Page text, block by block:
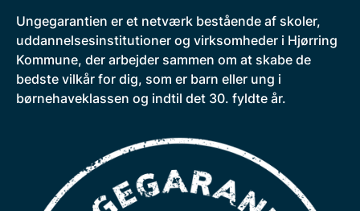
Ungegarantien er et netværk bestående af skoler,
uddannelsesinstitutioner og virksomheder i Hjørring
Kommune, der arbejder sammen om at skabe de
bedste vilkår for dig, som er barn eller ung i
børnehaveklassen og indtil det 30. fyldte år.